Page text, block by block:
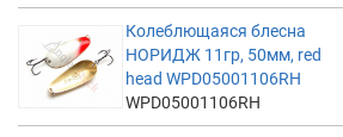
Колеблющаяся блесна
НОРИДЖ 11гр, 50мм, red
head WPD05001106RH
WPD05001106RH